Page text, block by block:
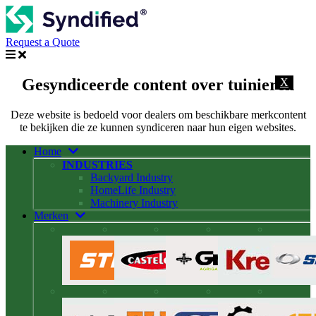
Request a Quote
X
Gesyndiceerde content over tuinieren
Deze website is bedoeld voor dealers om beschikbare merkcontent
te bekijken die ze kunnen syndiceren naar hun eigen websites.
Home
INDUSTRIES
Backyard Industry
HomeLife Industry
Machinery Industry
Merken